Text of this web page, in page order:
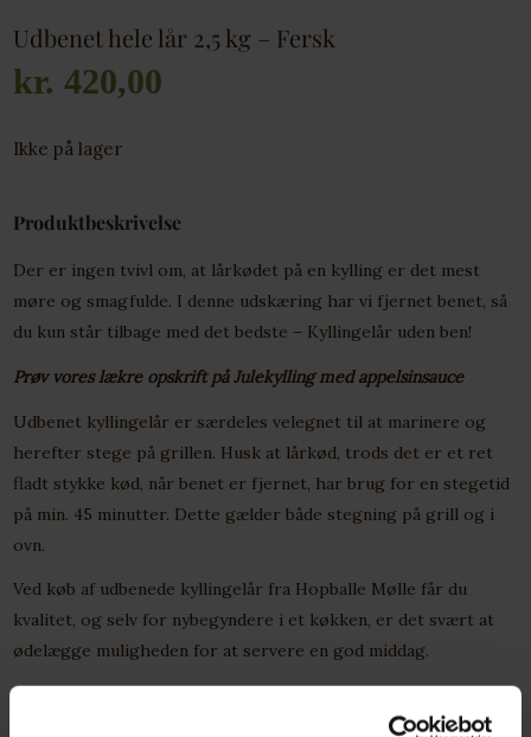
Udbenet hele lår 2,5 kg – Fersk
kr. 420,00
Ikke på lager
Produktbeskrivelse
Der er ingen tvivl om, at lårkødet på en kylling er det mest
møre og smagfulde. I denne udskæring har vi fjernet benet, så
du kun står tilbage med det bedste – Kyllingelår uden ben!
Prøv vores lækre opskrift på Julekylling med appelsinsauce
Udbenet kyllingelår er særdeles velegnet til at marinere og
herefter stege på grillen. Husk at lårkød, trods det er et ret
fladt stykke kød, når benet er fjernet, har brug for en stegetid
på min. 45 minutter. Dette gælder både stegning på grill og i
ovn.
Ved køb af udbenede kyllingelår fra Hopballe Mølle får du
kvalitet, og selv for nybegyndere i et køkken, er det svært at
ødelægge muligheden for at servere en god middag.